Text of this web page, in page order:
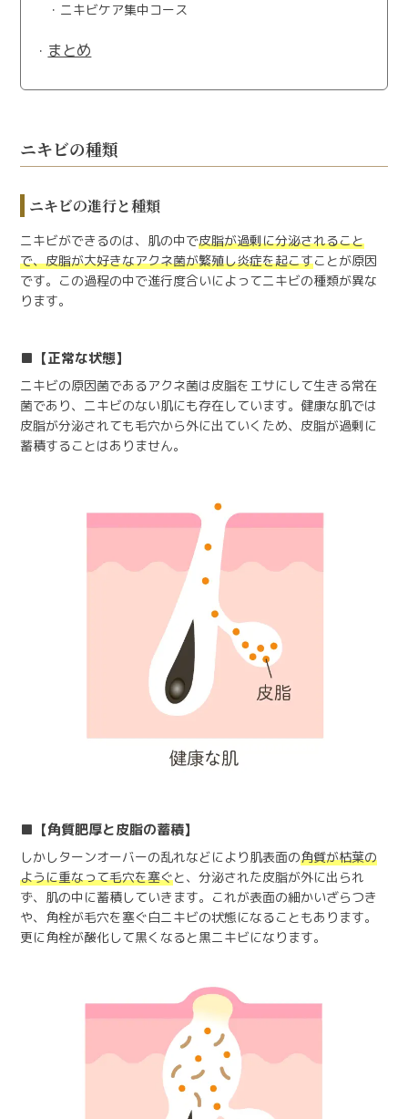
ニキビケア集中コース
まとめ
ニキビの種類
ニキビの進行と種類
ニキビができるのは、肌の中で皮脂が過剰に分泌されること
で、皮脂が大好きなアクネ菌が繁殖し炎症を起こすことが原因
です。この過程の中で進行度合いによってニキビの種類が異な
ります。
【正常な状態】
ニキビの原因菌であるアクネ菌は皮脂をエサにして生きる常在
菌であり、ニキビのない肌にも存在しています。健康な肌では
皮脂が分泌されても毛穴から外に出ていくため、皮脂が過剰に
蓄積することはありません。
【角質肥厚と皮脂の蓄積】
しかしターンオーバーの乱れなどにより肌表面の角質が枯葉の
ように重なって毛穴を塞ぐと、分泌された皮脂が外に出られ
ず、肌の中に蓄積していきます。これが表面の細かいざらつき
や、角栓が毛穴を塞ぐ白ニキビの状態になることもあります。
更に角栓が酸化して黒くなると黒ニキビになります。